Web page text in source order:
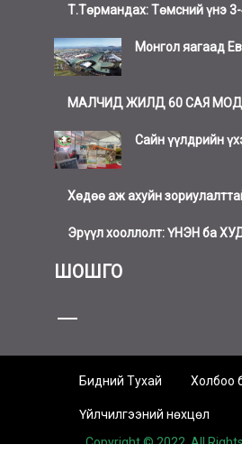
Т.Төрмандах: Төмсний үнэ 3-
Монгол яагаад
МАЛЧИД ЖИЛД 60 САЯ МОД
Сайн үүлдрийн
Хөдөө аж ахуйн
Эрүүл хооллолт: ҮНЭН ба
ШОШГО
Бидний Тухай Холбоо
Үйлчилгээний нөхцөл
Copyright © 2022. All